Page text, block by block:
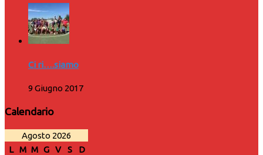
Ci ri….siamo
9 Giugno 2017
Calendario
Agosto 2026
L M M G V S D